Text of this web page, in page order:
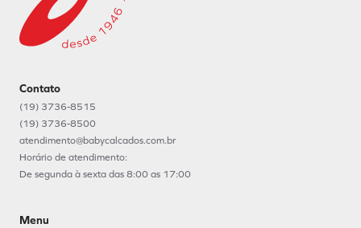
Contato
(19) 3736-8515
(19) 3736-8500
atendimento@babycalcados.com.br
Horário de atendimento:
De segunda à sexta das 8:00 as 17:00
Menu